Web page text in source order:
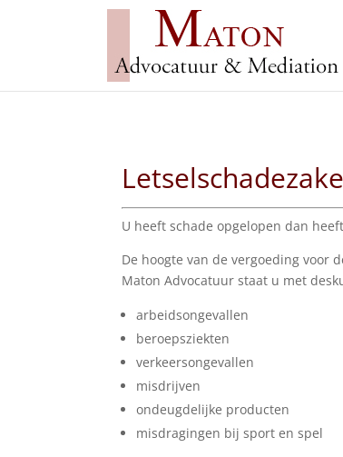
U heeft schade opgelopen dan
De hoogte van de vergoeding voor
Maton Advocatuur staat u met
arbeidsongevallen
beroepsziekten
verkeersongevallen
misdrijven
ondeugdelijke producten
misdragingen bij sport en spel